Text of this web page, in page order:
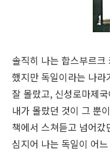
솔직히 나는 합스부르
했지만 독일이라는 나
잘 몰랐고, 신성로마제
내가 몰랐던 것이 그 뿐
책에서 스쳐듣고 넘어
심지어 나는 독일이 어